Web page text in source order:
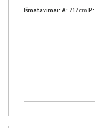
Išmatavimai: A: 212cm P: